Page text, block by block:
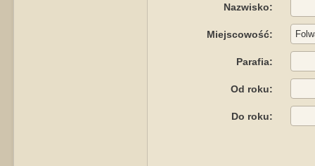
Nazwisko:
Miejscowość:
Parafia:
Od roku:
Do roku: